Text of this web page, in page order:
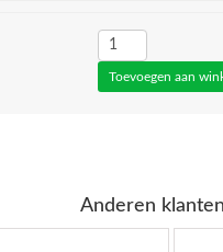
Anderen